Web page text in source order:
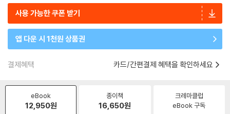
사용 가능한 쿠폰 받기
앱 다운 시 1천원 상품권
결제혜택 카드/간편결제 혜택을 확인하세요
eBook
12,950원
종이책
16,650원
크레마클럽
eBook 구독